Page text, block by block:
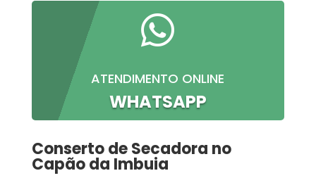

ATENDIMENTO ONLINE
WHATSAPP
Conserto de Secadora no
Capão da Imbuia